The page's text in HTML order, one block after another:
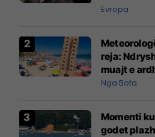
Evropa
reja:
muajt e
pazakontë
Nga Bota
Momenti
godet